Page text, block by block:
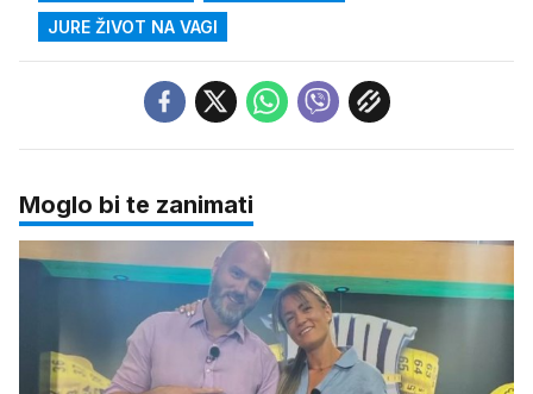
JURE ŽIVOT NA VAGI
Moglo bi te zanimati